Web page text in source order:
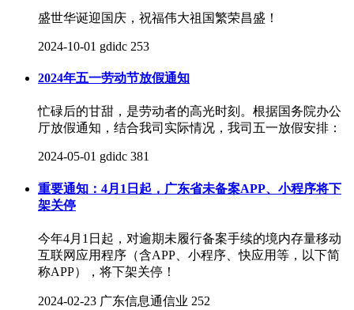
盛世华诞迎国庆，祝福伟大祖国繁荣昌盛！
2024-10-01 gdidc 253
2024年五一劳动节放假通知
忙碌后的甘甜，是劳动者的高光时刻。根据国务院办公
厅放假通知，结合我司实际情况，我司五一放假安排：
2024-05-01 gdidc 381
重要通知：4月1日起，广东省未备案APP、小程序将下
架关停
今年4月1日起，对逾期未履行备案手续的境内存量移动
互联网应用程序（含APP、小程序、快应用等，以下简
称APP），将下架关停！
2024-02-23 广东信息通信业 252